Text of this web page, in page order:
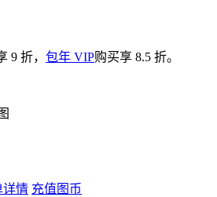
9 折， 包年 VIP购买享 8.5 折。
详情 充值图币